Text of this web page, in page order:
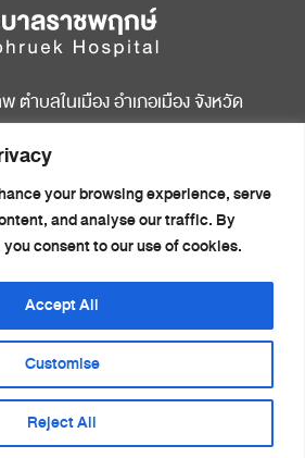
your browsing experience, serve
and analyse our traffic. By
consent to our use of cookies.
Customise
Reject All
Accept All
ำบลในเมือง อำเภอเมือง จังหวัด
บทความสุขภาพ
ข่าวประชาสัมพันธ์
ติดต่อเรา
(Privacy Notice)
บาลราชพฤกษ์. All rights reserved.